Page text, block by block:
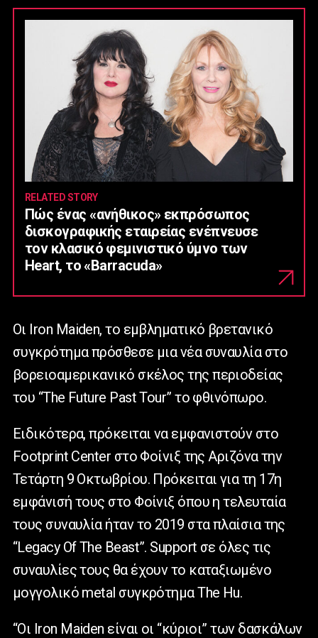
RELATED STORY
Πώς ένας «ανήθικος» εκπρόσωπος
δισκογραφικής εταιρείας ενέπνευσε
τον κλασικό φεμινιστικό ύμνο των
Heart, το «Barracuda»
Οι Iron Maiden, το εμβληματικό βρετανικό
συγκρότημα πρόσθεσε μια νέα συναυλία στο
βορειοαμερικανικό σκέλος της περιοδείας
του “The Future Past Tour” το φθινόπωρο.
Ειδικότερα, πρόκειται να εμφανιστούν στο
Footprint Center στο Φοίνιξ της Αριζόνα την
Τετάρτη 9 Οκτωβρίου. Πρόκειται για τη 17η
εμφάνισή τους στο Φοίνιξ όπου η τελευταία
τους συναυλία ήταν το 2019 στα πλαίσια της
“Legacy Of The Beast”. Support σε όλες τις
συναυλίες τους θα έχουν το καταξιωμένο
μογγολικό metal συγκρότημα The Hu.
“Οι Iron Maiden είναι οι “κύριοι” των δασκάλων